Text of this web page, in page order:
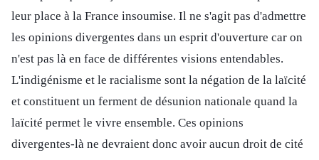
leur place à la France insoumise. Il ne s'agit pas d'admettre
les opinions divergentes dans un esprit d'ouverture car on
n'est pas là en face de différentes visions entendables.
L'indigénisme et le racialisme sont la négation de la laïcité
et constituent un ferment de désunion nationale quand la
laïcité permet le vivre ensemble. Ces opinions
divergentes-là ne devraient donc avoir aucun droit de cité